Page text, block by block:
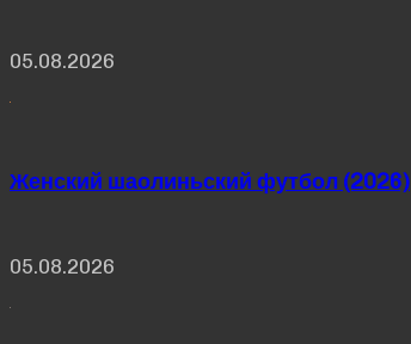
05.08.2026
Женский шаолиньский футбол (2026)
05.08.2026